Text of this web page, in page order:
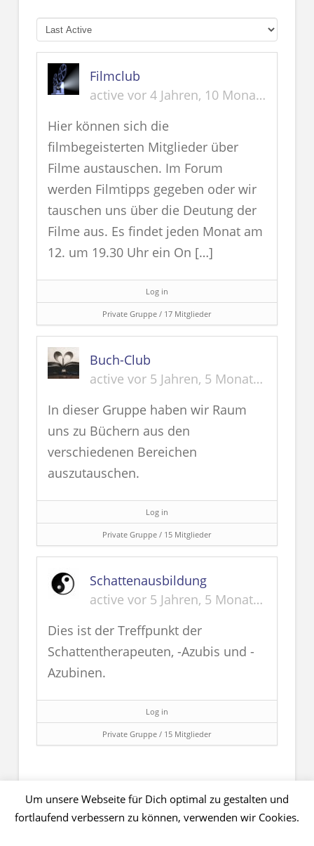
Filmclub
active vor 4 Jahren, 10 Monaten
Hier können sich die
filmbegeisterten Mitglieder über
Filme austauschen. Im Forum
werden Filmtipps gegeben oder wir
tauschen uns über die Deutung der
Filme aus. Es findet jeden Monat am
12. um 19.30 Uhr ein On […]
Log in
Private Gruppe / 17 Mitglieder
Buch-Club
active vor 5 Jahren, 5 Monaten
In dieser Gruppe haben wir Raum
uns zu Büchern aus den
verschiedenen Bereichen
auszutauschen.
Log in
Private Gruppe / 15 Mitglieder
Schattenausbildung
active vor 5 Jahren, 5 Monaten
Dies ist der Treffpunkt der
Schattentherapeuten, -Azubis und -
Azubinen.
Log in
Private Gruppe / 15 Mitglieder
Um unsere Webseite für Dich optimal zu gestalten und
fortlaufend verbessern zu können, verwenden wir Cookies.